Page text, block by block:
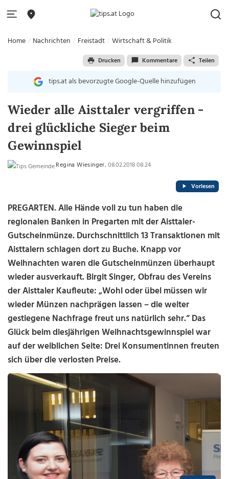
Home Nachrichten Freistadt Wirtschaft & Politik
Drucken Kommentare Teilen
tips.at als bevorzugte Google-Quelle hinzufügen
Wieder alle Aisttaler vergriffen -
drei glückliche Sieger beim
Gewinnspiel
Regina Wiesinger, 08.02.2018 08:24
Vorlesen
PREGARTEN. Alle Hände voll zu tun haben die
regionalen Banken in Pregarten mit der Aisttaler-
Gutscheinmünze. Durchschnittlich 13 Transaktionen mit
Aisttalern schlagen dort zu Buche. Knapp vor
Weihnachten waren die Gutscheinmünzen überhaupt
wieder ausverkauft. Birgit Singer, Obfrau des Vereins
der Aisttaler Kaufleute: „Wohl oder übel müssen wir
wieder Münzen nachprägen lassen – die weiter
gestiegene Nachfrage freut uns natürlich sehr.“ Das
Glück beim diesjährigen Weihnachtsgewinnspiel war
auf der weiblichen Seite: Drei Konsumentinnen freuten
sich über die verlosten Preise.